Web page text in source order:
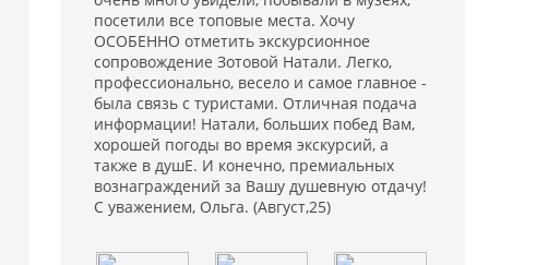
посетили все топовые места. Хочу
ОСОБЕННО отметить экскурсионное
сопровождение Зотовой Натали. Легко,
профессионально, весело и самое главное -
была связь с туристами. Отличная подача
информации! Натали, больших побед Вам,
хорошей погоды во время экскурсий, а
также в душЕ. И конечно, премиальных
вознаграждений за Вашу душевную отдачу!
С уважением, Ольга. (Август,25)